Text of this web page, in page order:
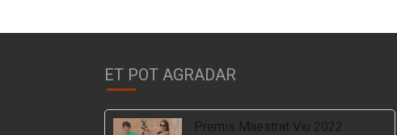
ET POT AGRADAR
Premis Maestrat Viu 2022